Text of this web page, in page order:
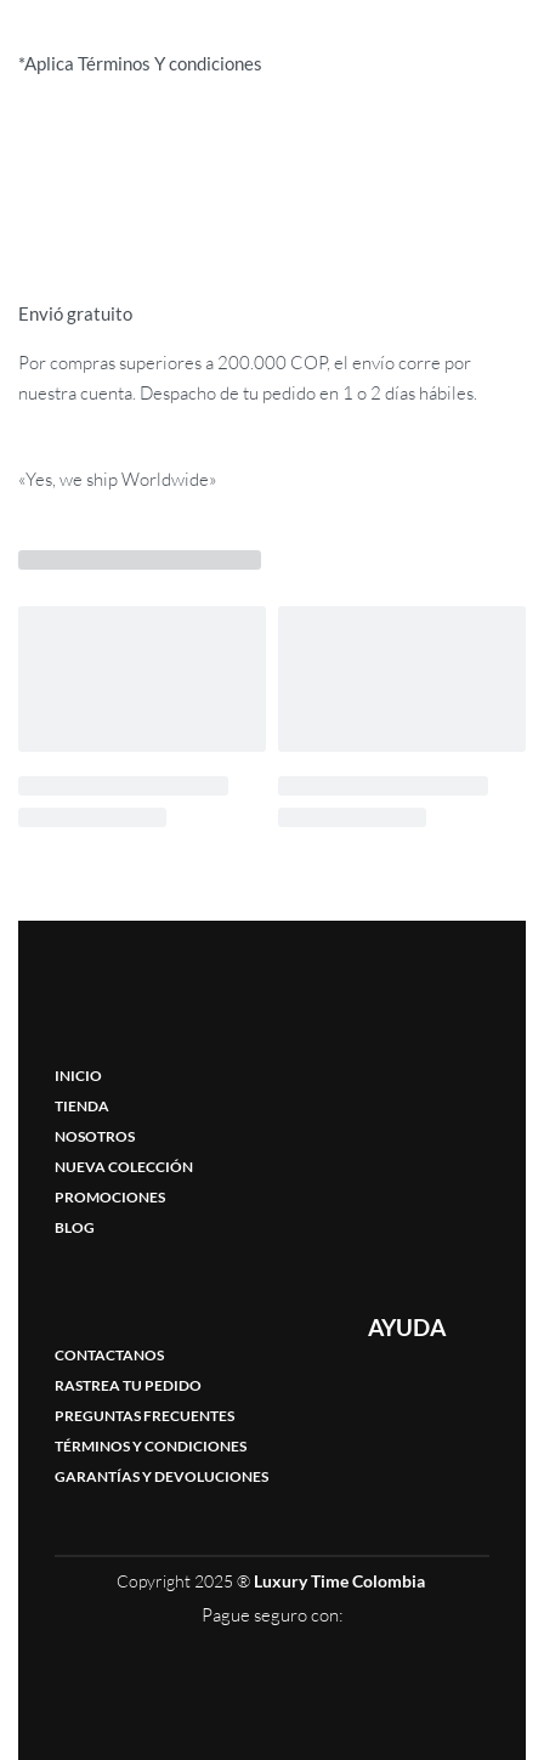
*Aplica Términos Y condiciones
Envió gratuito
Por compras superiores a 200.000 COP, el envío corre por
nuestra cuenta. Despacho de tu pedido en 1 o 2 días hábiles.
«Yes, we ship Worldwide»
INICIO
TIENDA
NOSOTROS
NUEVA COLECCIÓN
PROMOCIONES
BLOG
AYUDA
CONTACTANOS
RASTREA TU PEDIDO
PREGUNTAS FRECUENTES
TÉRMINOS Y CONDICIONES
GARANTÍAS Y DEVOLUCIONES
Copyright 2025 ® Luxury Time Colombia
Pague seguro con: